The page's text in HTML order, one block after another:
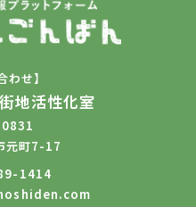
わせ】
地活性化室
元町7-17
1414